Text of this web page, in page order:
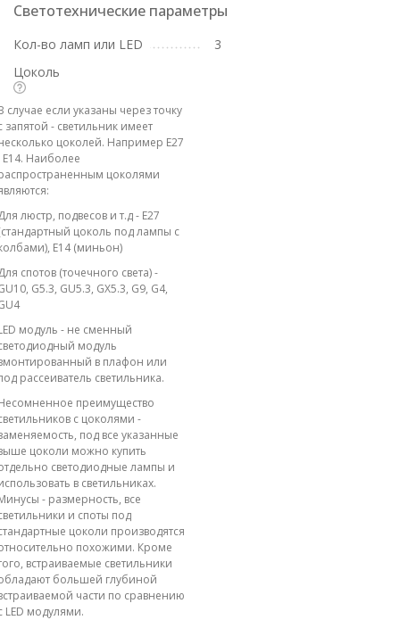
Светотехнические параметры
Кол-во ламп или LED
3
Цоколь
случае если указаны через точку
запятой - светильник имеет
цоколей. Например E27
E14. Наиболее
цоколями
люстр, подвесов и т.д - E27
цоколь под лампы с
E14 (миньон)
спотов (точечного света) -
G5.3, GU5.3, GX5.3, G9, G4,
модуль - не сменный
модуль
в плафон или
рассеиватель светильника.
преимущество
с цоколями -
под все указанные
цоколи можно купить
светодиодные лампы и
в светильниках.
- размерность, все
и споты под
цоколи производятся
похожими. Кроме
встраиваемые светильники
большей глубиной
части по сравнению
LED модулями.